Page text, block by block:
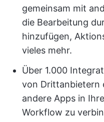
gemeinsam mit
die Bearbeitung
hinzufügen,
vieles mehr.
Über 1.000
von Drittanbietern
andere Apps in
Workflow zu